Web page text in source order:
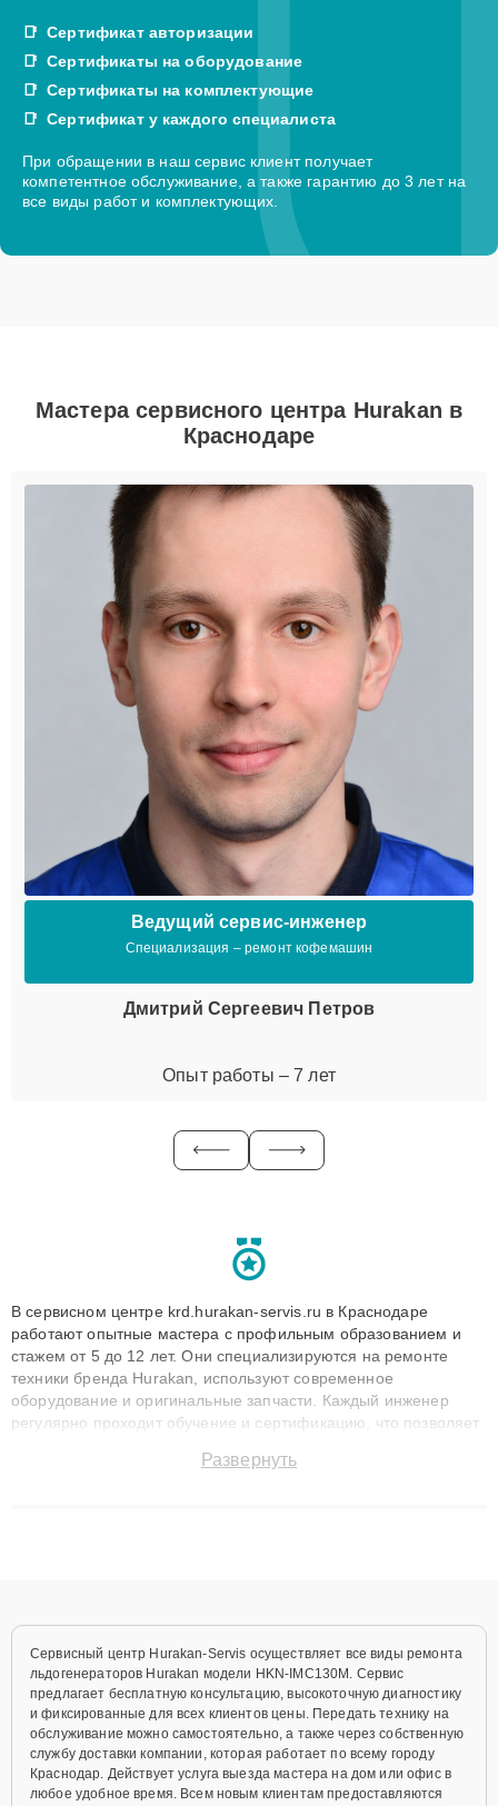
Сертификат авторизации
Сертификаты на оборудование
Сертификаты на комплектующие
Сертификат у каждого специалиста
При обращении в наш сервис клиент получает
компетентное обслуживание, а также гарантию до 3 лет на
все виды работ и комплектующих.
Мастера сервисного центра Hurakan в
Краснодаре
Ведущий сервис-инженер
Специализация – ремонт кофемашин
Дмитрий Сергеевич Петров
Опыт работы – 7 лет
В сервисном центре krd.hurakan-servis.ru в Краснодаре
работают опытные мастера с профильным образованием и
стажем от 5 до 12 лет. Они специализируются на ремонте
техники бренда Hurakan, используют современное
оборудование и оригинальные запчасти. Каждый инженер
регулярно проходит обучение и сертификацию, что позволяет
технику с сохранением гарантии до 3 лет. Наши мастера
Развернуть
Сервисный центр Hurakan-Servis осуществляет все виды ремонта
льдогенераторов Hurakan модели HKN-IMC130M. Сервис
предлагает бесплатную консультацию, высокоточную диагностику
и фиксированные для всех клиентов цены. Передать технику на
обслуживание можно самостоятельно, а также через собственную
службу доставки компании, которая работает по всему городу
Краснодар. Действует услуга выезда мастера на дом или офис в
любое удобное время. Всем новым клиентам предоставляются